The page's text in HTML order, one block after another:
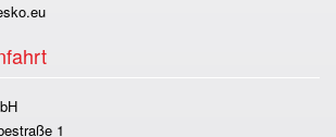
1